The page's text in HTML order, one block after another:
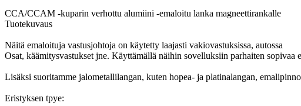
CCA/CCAM -kuparin verhottu alumiini -emaloitu lanka magneettirankalle
Tuotekuvaus
Näitä emaloituja vastusjohtoja on käytetty laajasti vakiovastuksissa, autossa
Osat, käämitysvastukset jne. Käyttämällä näihin sovelluksiin parhaiten
Lisäksi suoritamme jalometallilangan, kuten hopea- ja platinalangan,
Eristyksen tpye: